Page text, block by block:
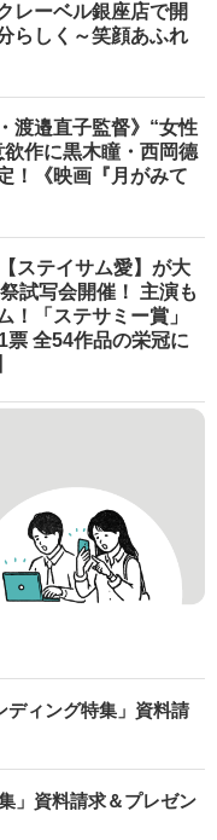
レーベル銀座店で開
らしく～笑顔あふれ
渡邉直子監督》“女性
作に黒木瞳・西岡德
！《映画『月がみて
ステイサム愛】が大
試写会開催！ 主演も
！「ステサミー賞」
票 全54作品の栄冠に
ディング特集」資料請
」資料請求＆プレゼン